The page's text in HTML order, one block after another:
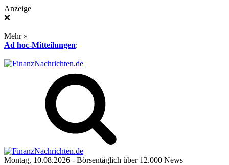
Anzeige
❌
Mehr »
Ad hoc-Mitteilungen:
Montag, 10.08.2026 - Börsentäglich über 12.000 News